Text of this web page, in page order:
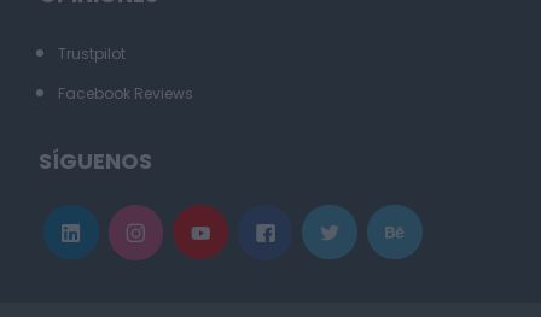
Trustpilot
Facebook Reviews
SÍGUENOS